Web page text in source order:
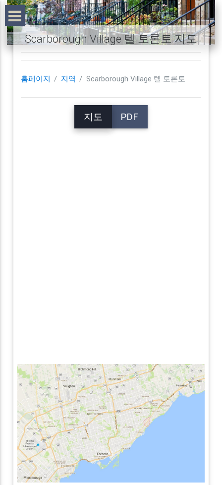
Scarborough Village 텔 토론토 지도
홈페이지 지역 Scarborough Village 텔 토론토
지도 PDF